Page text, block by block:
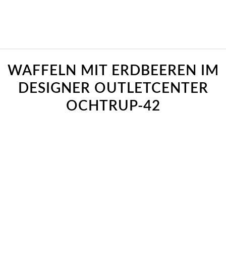
WAFFELN MIT ERDBEEREN IM
DESIGNER OUTLETCENTER
OCHTRUP-42